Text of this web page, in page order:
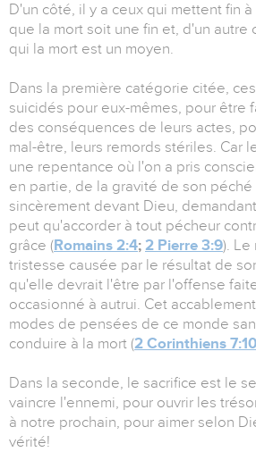
D'un côté, il y a ceux qui mettent fin
que la mort soit une fin et, d'un autre
qui la mort est un moyen.
Dans la première catégorie citée,
suicidés pour eux-mêmes, pour être
des conséquences de leurs actes,
mal-être, leurs remords stériles. Car
une repentance où l'on a pris
en partie, de la gravité de son
sincèrement devant Dieu,
peut qu'accorder à tout pécheur
grâce (Romains 2:4; 2 Pierre 3:9). Le
tristesse causée par le résultat de
qu'elle devrait l'être par l'offense
occasionné à autrui. Cet
modes de pensées de ce monde
conduire à la mort (2 Corinthiens 7:10
Dans la seconde, le sacrifice est le
vaincre l'ennemi, pour ouvrir les
à notre prochain, pour aimer selon
vérité!